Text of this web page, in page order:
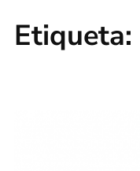
Etiqueta: